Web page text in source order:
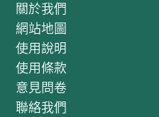
關於我們
網站地圖
使用說明
使用條款
意見問卷
聯絡我們